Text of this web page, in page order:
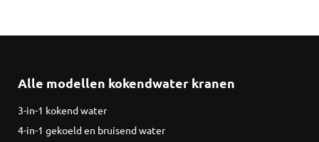
Alle modellen kokendwater kranen
3-in-1 kokend water
4-in-1 gekoeld en bruisend water